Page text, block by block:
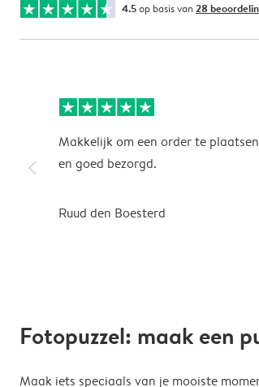
4.5op basis van 28
slim_arrow_left
Makkelijk om een order te
en goed bezorgd.
Ruud den Boesterd
Fotopuzzel: maak een
Maak iets speciaals van je mooiste